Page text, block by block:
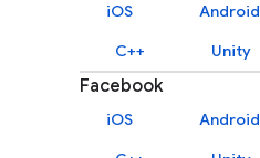
iOS Android
C++
Unity
Facebook
iOS Android